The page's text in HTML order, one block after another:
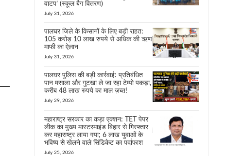
वाटप’ (स्कूल बैग वितरण)
July 31, 2026
पालघर जिले के किसानों के लिए बड़ी राहत:
105 करोड़ 10 लाख रुपये से अधिक की ऋण
माफी का ऐलान
July 31, 2026
पालघर पुलिस की बड़ी कार्रवाई: प्रतिबंधित
पान मसाला और गुटखा ले जा रहा टेम्पो पकड़ा,
करीब 48 लाख रुपये का माल ज़ब्त!
July 29, 2026
महाराष्ट्र सरकार का कड़ा एक्शन: TET पेपर
लीक का मुख्य मास्टरमाइंड बिहार से गिरफ्तार
कर महाराष्ट्र लाया गया; 6 लाख युवाओं के
भविष्य से खेलने वाले सिंडिकेट का पर्दाफाश
July 25, 2026